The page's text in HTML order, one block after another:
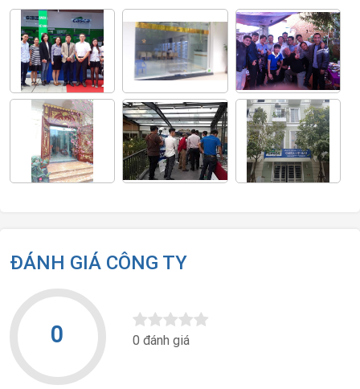
ĐÁNH GIÁ CÔNG TY
0 0 đánh giá